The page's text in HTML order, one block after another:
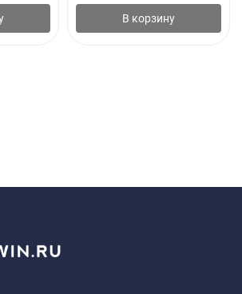
В корзину